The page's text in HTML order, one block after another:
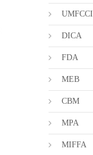
UMFCCI
DICA
FDA
MEB
CBM
MPA
MIFFA